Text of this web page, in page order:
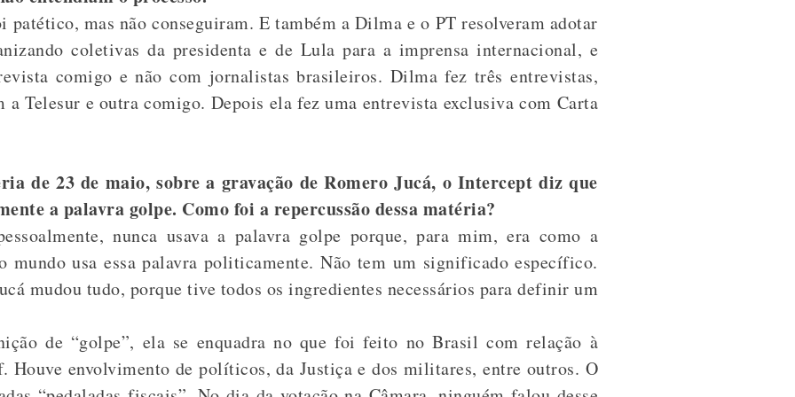
patético, mas não conseguiram. E também a Dilma e o PT resolveram adotar
coletivas da presidenta e de Lula para a imprensa internacional, e
comigo e não com jornalistas brasileiros. Dilma fez três entrevistas,
a Telesur e outra comigo. Depois ela fez uma entrevista exclusiva com Carta
de 23 de maio, sobre a gravação de Romero Jucá, o Intercept diz que
a palavra golpe. Como foi a repercussão dessa matéria?
nunca usava a palavra golpe porque, para mim, era como a
mundo usa essa palavra politicamente. Não tem um significado específico.
mudou tudo, porque tive todos os ingredientes necessários para definir um
de “golpe”, ela se enquadra no que foi feito no Brasil com relação à
Houve envolvimento de políticos, da Justiça e dos militares, entre outros. O